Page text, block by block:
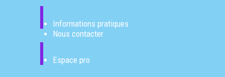
Informations pratiques
Nous contacter
Espace pro